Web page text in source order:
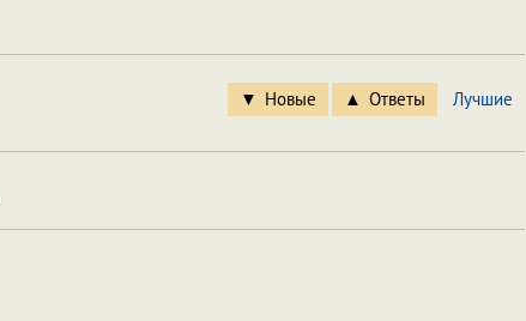
Новые Ответы Лучшие